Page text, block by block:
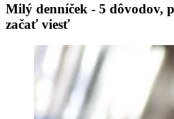
Milý denníček - 5 dôvodov,
začať viesť